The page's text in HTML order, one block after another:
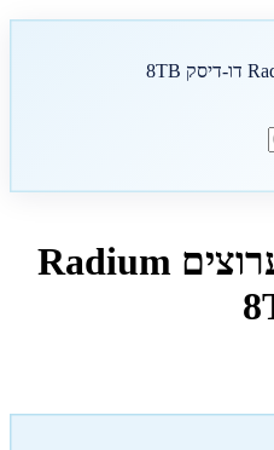
מקליט NVR 16 ערוצים Radium